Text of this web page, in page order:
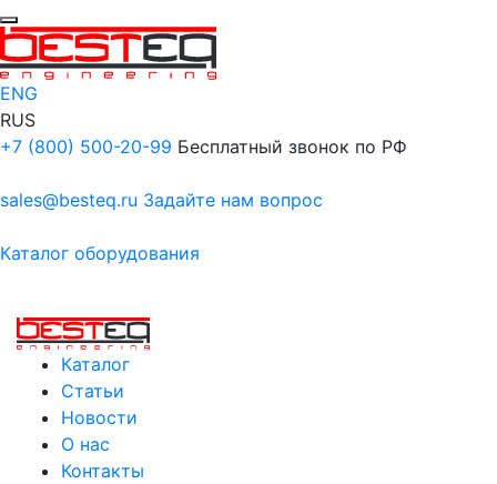
ENG
RUS
+7 (800) 500-20-99 Бесплатный звонок по РФ
sales@besteq.ru Задайте нам вопрос
Каталог оборудования
Каталог
Статьи
Новости
О нас
Контакты